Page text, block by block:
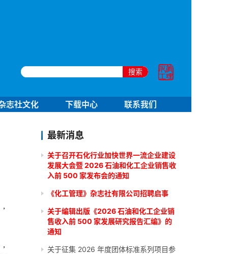
搜索
志社文化 下载中心 联系我们
最新消息
关于召开石化行业加快世界一流企业建设
发展大会暨 2026 石油和化工企业销售收
入前 500 家发布会的通知
《化工管理》杂志社有限公司招聘启事
关于编辑出版《2026 石油和化工企业销
售收入前 500 家发展研究报告汇编》的
通知
关于征集 2026 年度团体标准系列项目参